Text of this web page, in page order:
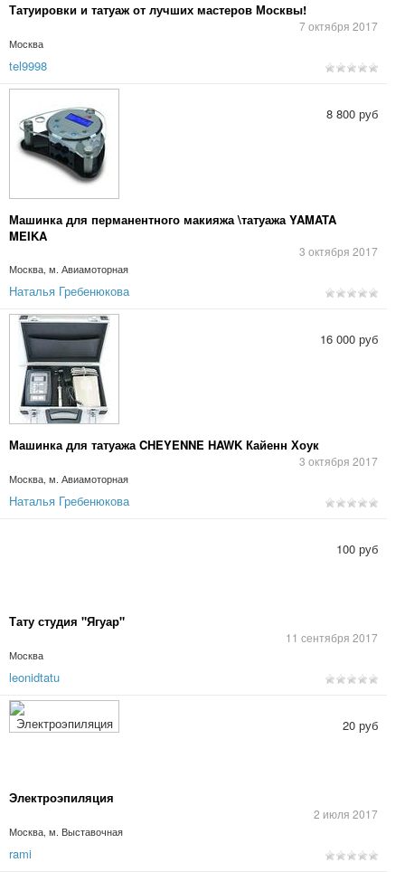
Татуировки и татуаж от лучших мастеров Москвы!
7 октября 2017
Москва
tel9998
Машинка для перманентного макияжа \татуажа YAMATA
MEIKA
3 октября 2017
Москва, м. Авиамоторная
8 800 руб
Наталья Гребенюкова
Машинка для татуажа CHEYENNE HAWK Кайенн Хоук
3 октября 2017
Москва, м. Авиамоторная
16 000 руб
Наталья Гребенюкова
Тату студия "Ягуар"
11 сентября 2017
Москва
100 руб
leonidtatu
Электроэпиляция
2 июля 2017
Москва, м. Выставочная
20 руб
rami